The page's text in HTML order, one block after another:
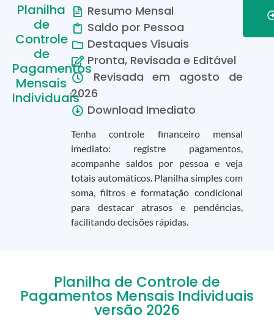
Planilha
de
Controle
de
Pagamentos
Mensais
Individuais
Resumo Mensal
Saldo por Pessoa
Destaques Visuais
Pronta, Revisada e Editável
Revisada em agosto de
2026
Download Imediato
Tenha controle financeiro mensal
imediato: registre pagamentos,
acompanhe saldos por pessoa e veja
totais automáticos. Planilha simples com
soma, filtros e formatação condicional
para destacar atrasos e pendências,
facilitando decisões rápidas.
Planilha de Controle de
Pagamentos Mensais Individuais
versão 2026